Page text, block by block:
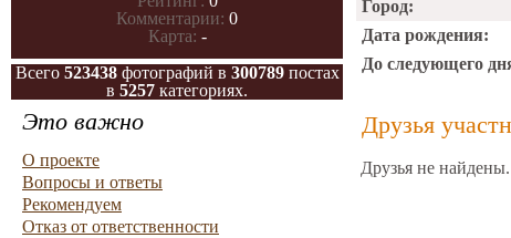
Комментарии: 0
Карта: -
Всего 523438фотографий в 300789постах
в 5257 категориях.
Это важно
О проекте
Вопросы и ответы
Рекомендуем
Отказ от ответственности
Город:
Дата рождения:
До следующего
Друзья
Друзья не найдены.